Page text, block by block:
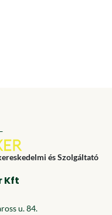
és Szolgáltató
Kft
u. 84.